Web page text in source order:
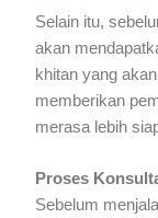
Selain itu,
akan
khitan yang
memberikan
merasa lebih
Proses
Sebelum